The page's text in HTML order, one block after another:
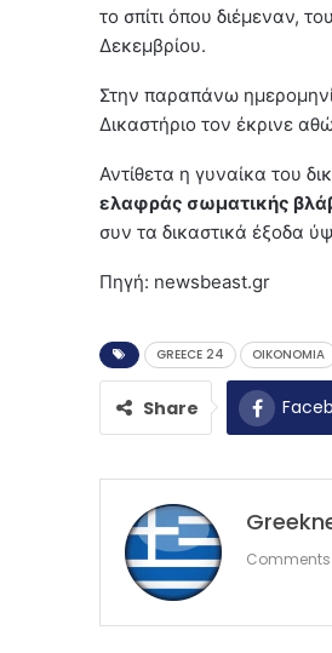
το σπίτι όπου διέμεναν,
Δεκεμβρίου.
Στην παραπάνω
Δικαστήριο τον έκρινε
Αντίθετα η γυναίκα του
ελαφράς σωματικής
συν τα δικαστικά έξοδα
Πηγή: newsbeast.gr
GREECE 24 OIKONOMIA
Share
Comments